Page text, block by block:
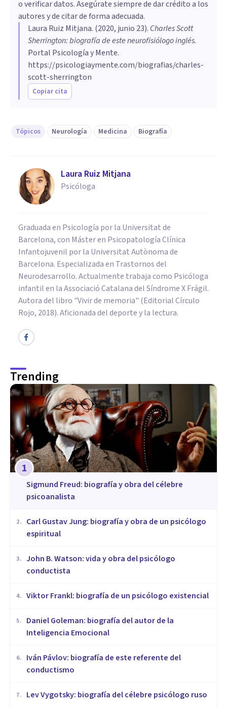
o verificar datos. Asegúrate siempre de dar crédito a los
autores y de citar de forma adecuada.
Laura Ruiz Mitjana. (2020, junio 23). Charles Scott
Sherrington: biografía de este neurofisiólogo inglés.
Portal Psicología y Mente.
https://psicologiaymente.com/biografias/charles-
scott-sherrington
Copiar cita
Tópicos Neurología Medicina Biografía
Laura Ruiz Mitjana
Psicóloga
Graduada en Psicología por la Universitat de
Barcelona, con Máster en Psicopatología Clínica
Infantojuvenil por la Universitat Autònoma de
Barcelona. Especializada en Trastornos del
Neurodesarrollo. Actualmente trabaja como Psicóloga
infantil en la Associació Catalana del Síndrome X Frágil.
Autora del libro "Vivir de memoria" (Editorial Círculo
Rojo, 2018). Aficionada del deporte y la lectura.
Trending
1
Sigmund Freud: biografía y obra del célebre
psicoanalista
2.
​Carl Gustav Jung: biografía y obra de un psicólogo
espiritual
3. John B. Watson: vida y obra del psicólogo
conductista
4. Viktor Frankl: biografía de un psicólogo existencial
5.
Daniel Goleman: biografía del autor de la
Inteligencia Emocional
6.
Iván Pávlov: biografía de este referente del
conductismo
7. Lev Vygotsky: biografía del célebre psicólogo ruso